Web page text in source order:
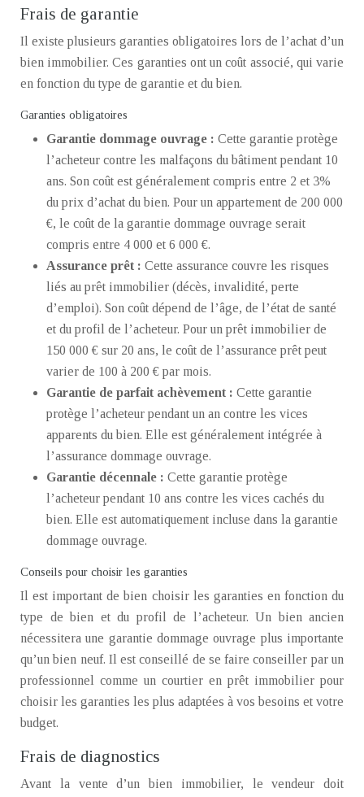
Frais de garantie
Il existe plusieurs garanties obligatoires lors de l’achat d’un
bien immobilier. Ces garanties ont un coût associé, qui varie
en fonction du type de garantie et du bien.
Garanties obligatoires
Garantie dommage ouvrage : Cette garantie protège
l’acheteur contre les malfaçons du bâtiment pendant 10
ans. Son coût est généralement compris entre 2 et 3%
du prix d’achat du bien. Pour un appartement de 200 000
€, le coût de la garantie dommage ouvrage serait
compris entre 4 000 et 6 000 €.
Assurance prêt : Cette assurance couvre les risques
liés au prêt immobilier (décès, invalidité, perte
d’emploi). Son coût dépend de l’âge, de l’état de santé
et du profil de l’acheteur. Pour un prêt immobilier de
150 000 € sur 20 ans, le coût de l’assurance prêt peut
varier de 100 à 200 € par mois.
Garantie de parfait achèvement : Cette garantie
protège l’acheteur pendant un an contre les vices
apparents du bien. Elle est généralement intégrée à
l’assurance dommage ouvrage.
Garantie décennale : Cette garantie protège
l’acheteur pendant 10 ans contre les vices cachés du
bien. Elle est automatiquement incluse dans la garantie
dommage ouvrage.
Conseils pour choisir les garanties
Il est important de bien choisir les garanties en fonction du
type de bien et du profil de l’acheteur. Un bien ancien
nécessitera une garantie dommage ouvrage plus importante
qu’un bien neuf. Il est conseillé de se faire conseiller par un
professionnel comme un courtier en prêt immobilier pour
choisir les garanties les plus adaptées à vos besoins et votre
budget.
Frais de diagnostics
Avant la vente d’un bien immobilier, le vendeur doit